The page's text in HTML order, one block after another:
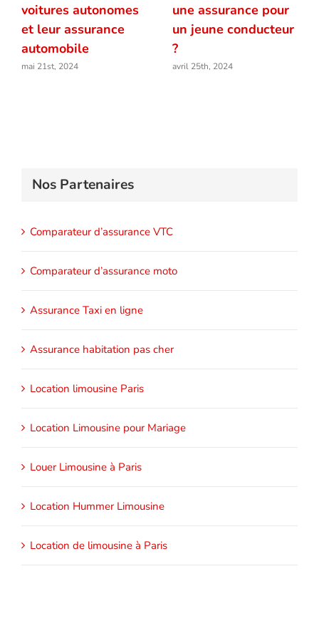
voitures autonomes
et leur assurance
automobile
mai 21st, 2024
une assurance pour
un jeune conducteur
?
avril 25th, 2024
Nos Partenaires
Comparateur d’assurance VTC
Comparateur d’assurance moto
Assurance Taxi en ligne
Assurance habitation pas cher
Location limousine Paris
Location Limousine pour Mariage
Louer Limousine à Paris
Location Hummer Limousine
Location de limousine à Paris